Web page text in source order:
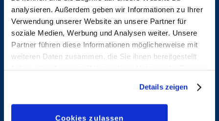
analysieren. Außerdem geben wir Informationen zu Ihrer
Verwendung unserer Website an unsere Partner für
soziale Medien, Werbung und Analysen weiter. Unsere
Partner führen diese Informationen möglicherweise mit
weiteren Daten zusammen, die Sie ihnen bereitgestellt
geben, können Sie diese jederzeit in der
Datenschutzerklärungwieder widerrufen.
Details zeigen
Cookies zulassen
Karp, Bob
Entdecken
Katz, Joel
Entdecken